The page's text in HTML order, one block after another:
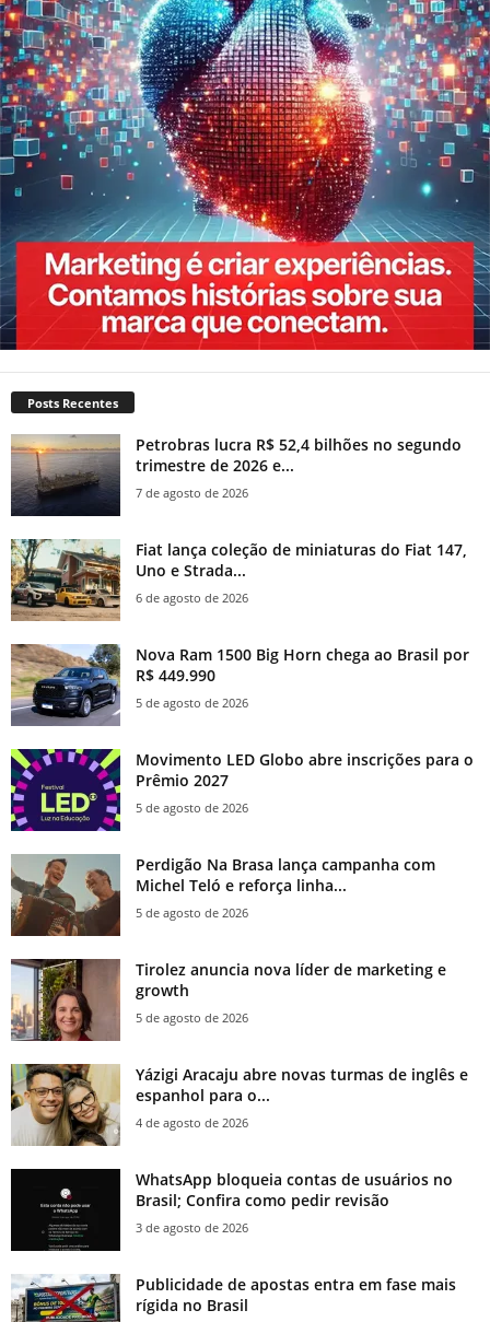
Posts Recentes
Petrobras lucra R$ 52,4 bilhões no segundo
trimestre de 2026 e...
7 de agosto de 2026
Fiat lança coleção de miniaturas do Fiat 147,
Uno e Strada...
6 de agosto de 2026
Nova Ram 1500 Big Horn chega ao Brasil por
R$ 449.990
5 de agosto de 2026
Movimento LED Globo abre inscrições para o
Prêmio 2027
5 de agosto de 2026
Perdigão Na Brasa lança campanha com
Michel Teló e reforça linha...
5 de agosto de 2026
Tirolez anuncia nova líder de marketing e
growth
5 de agosto de 2026
Yázigi Aracaju abre novas turmas de inglês e
espanhol para o...
4 de agosto de 2026
WhatsApp bloqueia contas de usuários no
Brasil; Confira como pedir revisão
3 de agosto de 2026
Publicidade de apostas entra em fase mais
rígida no Brasil